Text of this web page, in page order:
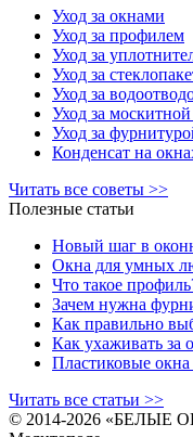
Уход за окнами
Уход за профилем
Уход за
Уход за
Уход за
Уход за москитной
Уход за
Конденсат на
Читать все советы >>
Полезные статьи
Новый шаг в
Окна для умных
Что такое
Зачем нужна
Как правильно
Как ухаживать за
Пластиковые
Читать все статьи >>
© 2014-2026 «БЕЛЫЕ